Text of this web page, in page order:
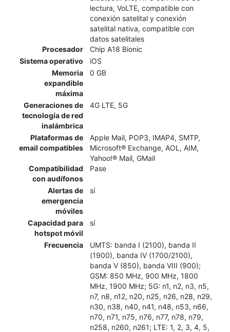
lectura, VoLTE, compatible con
conexión satelital y conexión
satelital nativa, compatible con
datos satelitales
Procesador
Chip A18 Bionic
Sistema operativo
iOS
Memoria
expandible
máxima
0 GB
Generaciones de
tecnología de red
inalámbrica
4G LTE, 5G
Plataformas de
email compatibles
Apple Mail, POP3, IMAP4, SMTP,
Microsoft® Exchange, AOL, AIM,
Yahoo!® Mail, GMail
Compatibilidad
con audífonos
Pase
Alertas de
emergencia
móviles
sí
Capacidad para
hotspot móvil
sí
Frecuencia
UMTS: banda I (2100), banda II
(1900), banda IV (1700/2100),
banda V (850), banda VIII (900);
GSM: 850 MHz, 900 MHz, 1800
MHz, 1900 MHz; 5G: n1, n2, n3, n5,
n7, n8, n12, n20, n25, n26, n28, n29,
n30, n38, n40, n41, n48, n53, n66,
n70, n71, n75, n76, n77, n78, n79,
n258, n260, n261; LTE: 1, 2, 3, 4, 5,